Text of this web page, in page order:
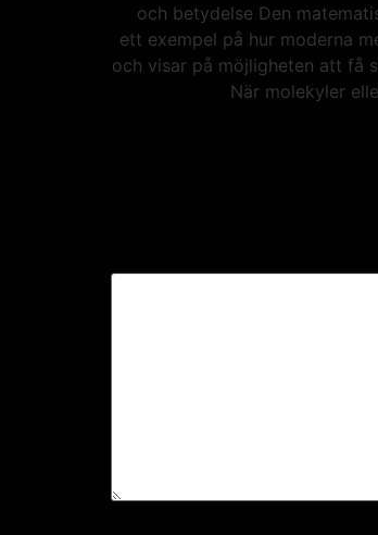
och betydelse Den
ett exempel på hur moderna
och visar på möjligheten att få
När molekyler